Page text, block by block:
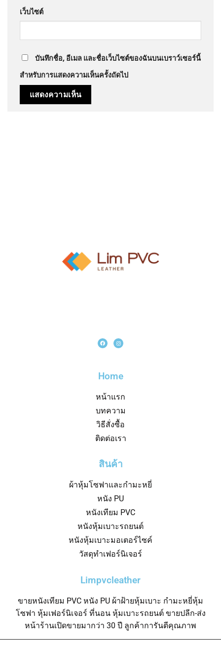
เว็บไซต์
บันทึกชื่อ, อีเมล และชื่อเว็บไซต์ของฉันบนเบราว์เซอร์นี้
สำหรับการแสดงความเห็นครั้งถัดไป
Home
หน้าแรก
บทความ
วิธีสั่งซื้อ
ติดต่อเรา
สินค้า
ผ้าหุ้มโซฟาและกำมะหยี่
หนัง PU
หนังเทียม PVC
หนังหุ้มเบาะรถยนต์
หนังหุ้มเบาะมอเตอร์ไซค์
วัสดุทำเฟอร์นิเจอร์
Limpvcleather
ขายหนังเทียม PVC หนัง PU ผ้าฝ้ายหุ้มเบาะ กำมะหยี่หุ้ม
โซฟา หุ้มเฟอร์นิเจอร์ ที่นอน หุ้มเบาะรถยนต์ ขายปลีก-ส่ง
หน้าร้านเปิดขายมากว่า 30 ปี ลูกค้าการันตีคุณภาพ